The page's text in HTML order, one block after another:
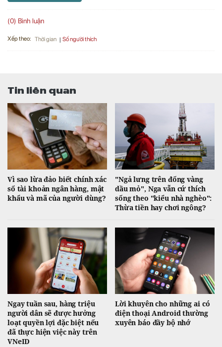
(0) Bình luận
Xếp theo: Thời gian Số người thích
Tin liên quan
Vì sao lừa đảo biết chính xác
số tài khoản ngân hàng, mật
khẩu và mã của người dùng?
"Ngả lưng trên đống vàng
dầu mỏ", Nga vẫn cứ thích
sống theo "kiểu nhà nghèo":
Thừa tiền hay chơi ngông?
Ngay tuần sau, hàng triệu
người dân sẽ được hưởng
loạt quyền lợi đặc biệt nếu
đã thực hiện việc này trên
VNeID
Lời khuyên cho những ai có
điện thoại Android thường
xuyên báo đầy bộ nhớ